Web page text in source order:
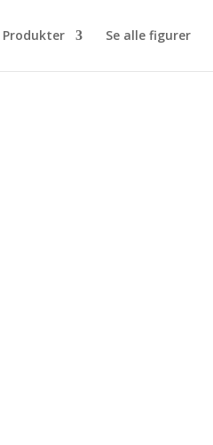
Produkter Se alle figurer